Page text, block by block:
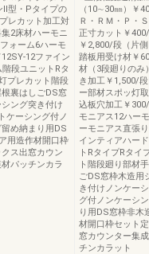
Ⅱ型・Pタイプの
レカット加工対
2床材ハーモニ
ォーム6ハーモ
12ファイン
段ユニットRタ
プレカット階段
裏はしごDS窓
ング突き付け
ケーシング付ノ
め納まり用DS
用造作材開口枠
ス出窓カウン
パッチンカラ
（10∼30㎜）￥
Ｒ・ＲＭ・Ｐ・
正寸カット￥
￥2,800/段（片
踏板用受け材￥
材（3段廻りのみ
き加工￥1,500/
ー部材スポッ灯
込板穴加工￥
モニアス12ハー
ーモニアス直張
インティアハー
トRタイプRタ
ト階段廻り部材
ごDS窓枠木造用
き付けノンケー
グ付ノンケーシ
り用DS窓枠非木
材開口枠セット
窓カウンター集
チンカラット